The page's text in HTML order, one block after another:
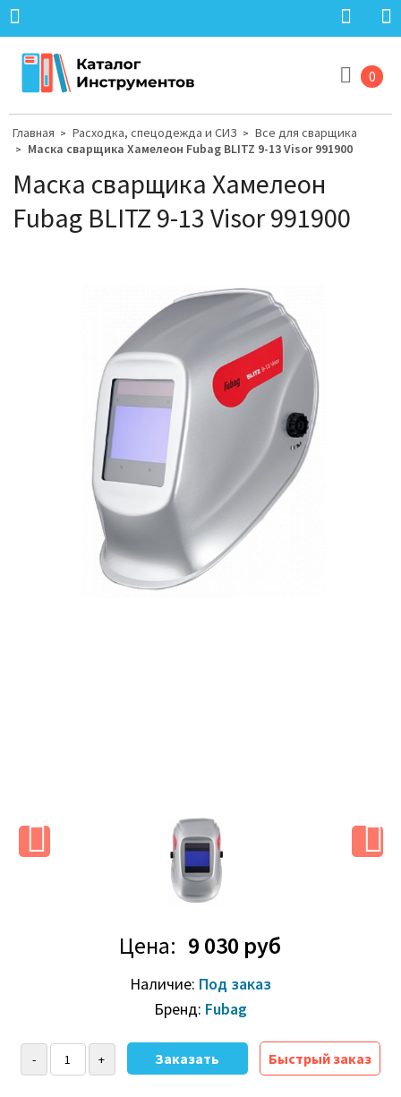
0
Главная > Расходка, спецодежда и СИЗ > Все для сварщика
> Маска сварщика Хамелеон Fubag BLITZ 9-13 Visor 991900
Маска сварщика Хамелеон
Fubag BLITZ 9-13 Visor 991900
Цена: 9 030 руб
Наличие: Под заказ
Бренд: Fubag
Быстрый заказ